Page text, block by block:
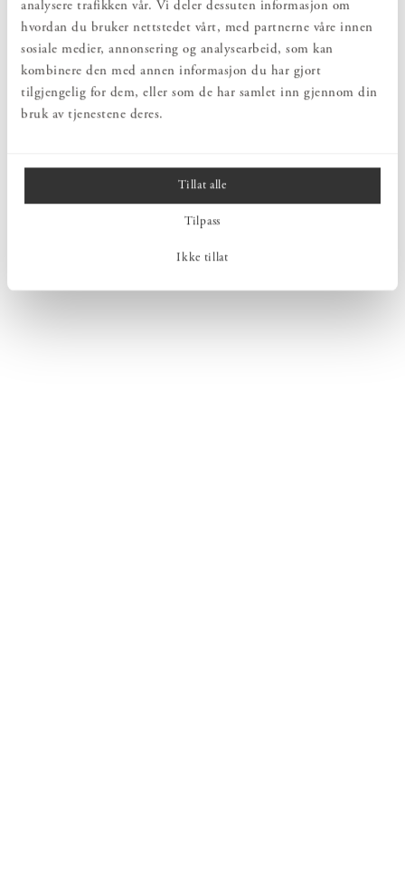
analysere trafikken vår. Vi deler dessuten informasjon om
hvordan du bruker nettstedet vårt, med partnerne våre innen
sosiale medier, annonsering og analysearbeid, som kan
kombinere den med annen informasjon du har gjort
tilgjengelig for dem, eller som de har samlet inn gjennom din
bruk av tjenestene deres.
Tillat alle
Tilpass
Ikke tillat